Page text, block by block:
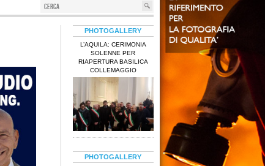
PHOTOGALLERY
L’AQUILA: CERIMONIA
SOLENNE PER
RIAPERTURA BASILICA
COLLEMAGGIO
PHOTOGALLERY